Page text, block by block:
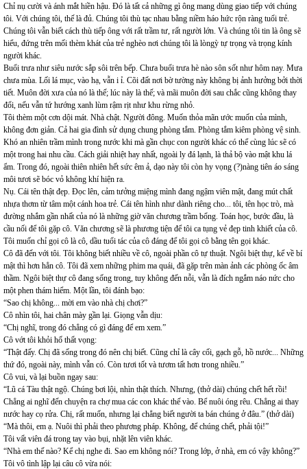
Chỉ nụ cười và ánh mắt hiền hậu. Đó là tất cả những gì ông mang dùng giao tiếp với chúng
tôi. Với chúng tôi, thế là đủ. Chúng tôi thù tạc nhau bằng niềm háo hức rộn ràng tuổi trẻ.
Chúng tôi vẫn biết cách thù tiếp ông với rất trầm tư, rất người lớn. Và chúng tôi tin là ông sẽ
hiểu, đứng trên mối thèm khát của trẻ nghèo nơi chúng tôi là lòngỳ tự trọng và trọng kính
người khác.
Buổi trưa như siêu nước sắp sôi trên bếp. Chưa buổi trưa hè nào sôn sốt như hôm nay. Mưa
chưa mùa. Lối lá mục, vào hạ, vẫn i ỉ. Cõi đất nơi bờ tường này không bị ảnh hưởng bởi thời
tiết. Muôn đời xưa của nó là thế; lúc này là thế; và mãi muôn đời sau chắc cũng không thay
đổi, nếu vẫn tứ hướng xanh lùm rậm rịt như khu rừng nhỏ.
Tôi thèm một cơn dội mát. Nhà chật. Người đông. Muốn thỏa mãn ước muốn của mình,
không đơn giản. Cả hai gia đình sử dụng chung phòng tắm. Phòng tắm kiêm phòng vệ sinh.
Khó an nhiên trầm mình trong nước khi mà gần chục con người khác có thể cùng lúc sẽ có
một trong hai nhu cầu. Cách giải nhiệt hay nhất, ngoài ly đá lạnh, là thả bộ vào mật khu lá
ẩm. Trong đó, ngoài thiên nhiên hết sức êm ả, dạo này tôi còn hy vọng (?)nàng tiên áo sáng
môi tươi sẽ bóc vỏ không khí hiện ra.
Nụ. Cái tên thật đẹp. Đọc lên, cảm tưởng miệng mình đang ngậm viên mật, đang mút chất
nhựa thơm từ tâm một cánh hoa trẻ. Cái tên hình như dành riêng cho... tôi, tên học trò, mà
đường nhắm gần nhất của nó là những giờ văn chương trầm bổng. Toán học, bước đầu, là
cầu nối để tôi gặp cô. Văn chương sẽ là phương tiện để tôi ca tụng vẻ đẹp tinh khiết của cô.
Tôi muốn chỉ gọi cô là cô, dầu tuổi tác của cô đáng để tôi gọi cô bằng tên gọi khác.
Cô đã đến với tôi. Tôi không biết nhiều về cô, ngoài phần cô tự thuật. Ngôi biệt thự, kể về bí
mật thì hơn hẳn cô. Tôi đã xem những phim ma quái, đã gặp trên màn ảnh các phòng ốc âm
thầm. Ngôi biệt thự cô đang sống trong, tuy không đến nỗi, vẫn là đích ngắm náo nức cho
một phen thám hiểm. Một lần, tôi đánh bạo:
“Sao chị không... mời em vào nhà chị chơi?”
Cô nhìn tôi, hai chân mày gần lại. Giọng vẫn dịu:
“Chị nghĩ, trong đó chẳng có gì đáng để em xem.”
Cô vớt tôi khỏi hố thất vọng:
“Thật đấy. Chị đã sống trong đó nên chị biết. Cũng chỉ là cây cối, gạch gỗ, hồ nước... Những
thứ đó, ngoài này, mình vẫn có. Còn tươi tốt và tươm tất hơn trong nhiều.”
Cô vui, và lại buồn ngay sau:
“Lũ cá Tàu thật ngộ. Chúng bơi lội, nhìn thật thích. Nhưng, (thở dài) chúng chết hết rồi!
Chẳng ai nghĩ đến chuyện ra chợ mua các con khác thế vào. Bể nuôi óng rêu. Chẳng ai thay
nước hay cọ rửa. Chị, rất muốn, nhưng lại chẳng biết người ta bán chúng ở đâu.” (thở dài)
“Mà thôi, em ạ. Nuôi thì phải theo phương pháp. Không, để chúng chết, phải tội!”
Tôi vất viên đá trong tay vào bụi, nhặt lên viên khác.
“Nhà em thế nào? Kể chị nghe đi. Sao em không nói? Trong lớp, ở nhà, em có vậy không?”
Tôi vô tình lập lại câu cô vừa nói: